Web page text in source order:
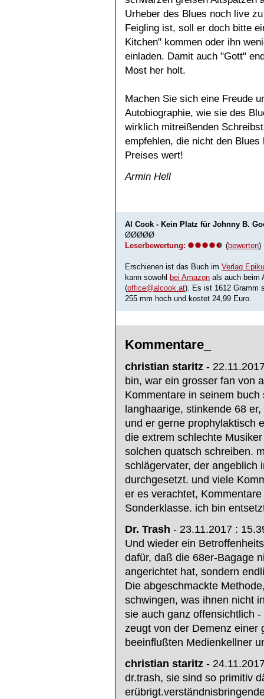
Urheber des Blues noch live
Feigling ist, soll er doch bitte
Kitchen" kommen oder ihn
einladen. Damit auch "Gott"
Most her holt.
Machen Sie sich eine Freude
Autobiographie, wie sie des
wirklich mitreißenden
empfehlen, die nicht den
Preises wert!
Armin Hell
Al Cook - Kein Platz für Johnny B.
ØØØØØ
Leserbewertung: (bewerten)
Erschienen ist das Buch im Verlag
kann sowohl
bei Amazon als auch beim
(office@alcook.at). Es ist 1612 Gramm
255 mm hoch und kostet 24,99 Euro.
Kommentare_
christian staritz -
bin, war ein grosser fan von
Kommentare in seinem
langhaarige, stinkende 68
und er gerne prophylaktisch
die extrem schlechte
solchen quatsch schreiben.
schlägervater, der angeblich
durchgesetzt. und viele
er es verachtet,
Sonderklasse. ich bin
Dr. Trash - 23.11.2017 :
Und wieder ein
dafür, daß die 68er-Bagage
angerichtet hat, sondern
Die abgeschmackte
schwingen, was ihnen nicht
sie auch ganz offensichtlich
zeugt von der Demenz einer
beeinflußten Medienkellner
christian staritz -
dr.trash, sie sind so primitiv